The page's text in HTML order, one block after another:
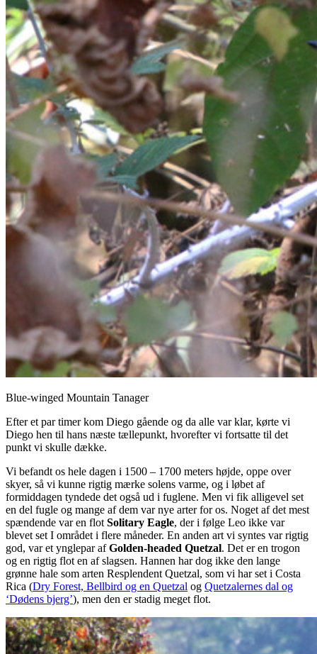
Blue-winged Mountain Tanager
Efter et par timer kom Diego gående og da alle var klar, kørte vi
Diego hen til hans næste tællepunkt, hvorefter vi fortsatte til det
punkt vi skulle dække.
Vi befandt os hele dagen i 1500 – 1700 meters højde, oppe over
skyer, så vi kunne rigtig mærke solens varme, og i løbet af
formiddagen tyndede det også ud i fuglene. Men vi fik alligevel set
en del fugle og mange af dem var nye arter for os. Noget af det mest
spændende var en flot Solitary Eagle, der i følge Leo ikke var
blevet set I området i flere måneder. En anden art vi syntes var rigtig
god, var et ynglepar afGolden-headed Quetzal. Det er en trogon
og en rigtig flot en af slagsen. Hannen har dog ikke den lange
grønne hale som arten Resplendent Quetzal, som vi har set i Costa
Rica (Dry Forest, Bellbird og en Quetzal og Quetzalernes dal og
‘Dødens bjerg’), men den er stadig meget flot.